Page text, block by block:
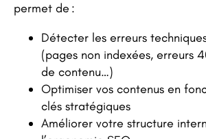
permet de :
Détecter les erreurs
(pages non indexées, erreurs
de contenu…)
Optimiser vos contenus en
clés stratégiques
Améliorer votre structure